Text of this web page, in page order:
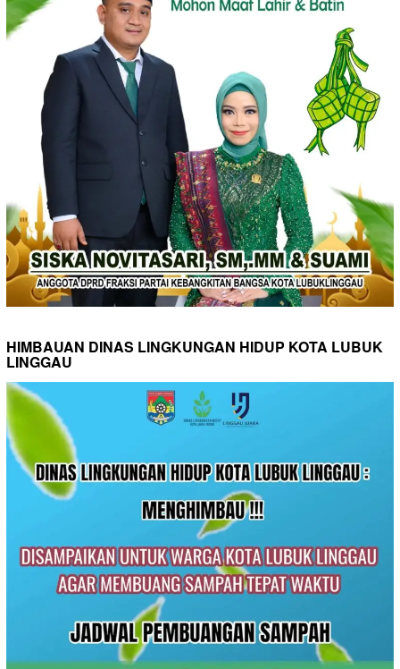
HIMBAUAN DINAS LINGKUNGAN HIDUP KOTA LUBUK
LINGGAU